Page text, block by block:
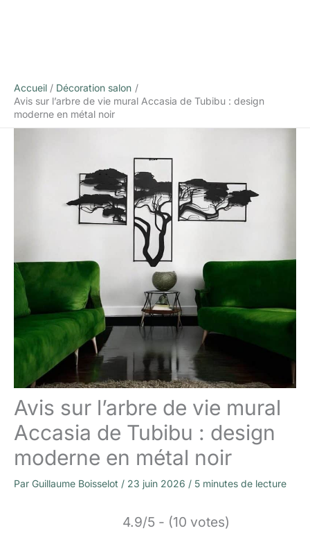
Accueil
Décoration salon
Avis sur l’arbre de vie mural Accasia de Tubibu : design
moderne en métal noir
Avis sur l’arbre de vie mural
Accasia de Tubibu : design
moderne en métal noir
Par Guillaume Boisselot / 23 juin 2026 / 5 minutes de lecture
4.9/5 - (10 votes)